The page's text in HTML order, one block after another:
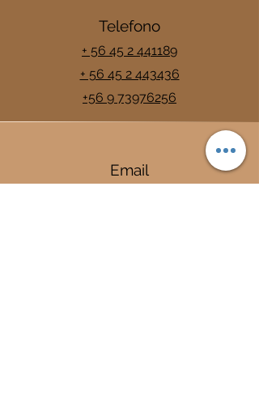
Telefono
+ 56 45 2 441189
+ 56 45 2 443436
+56 9 73976256
Email